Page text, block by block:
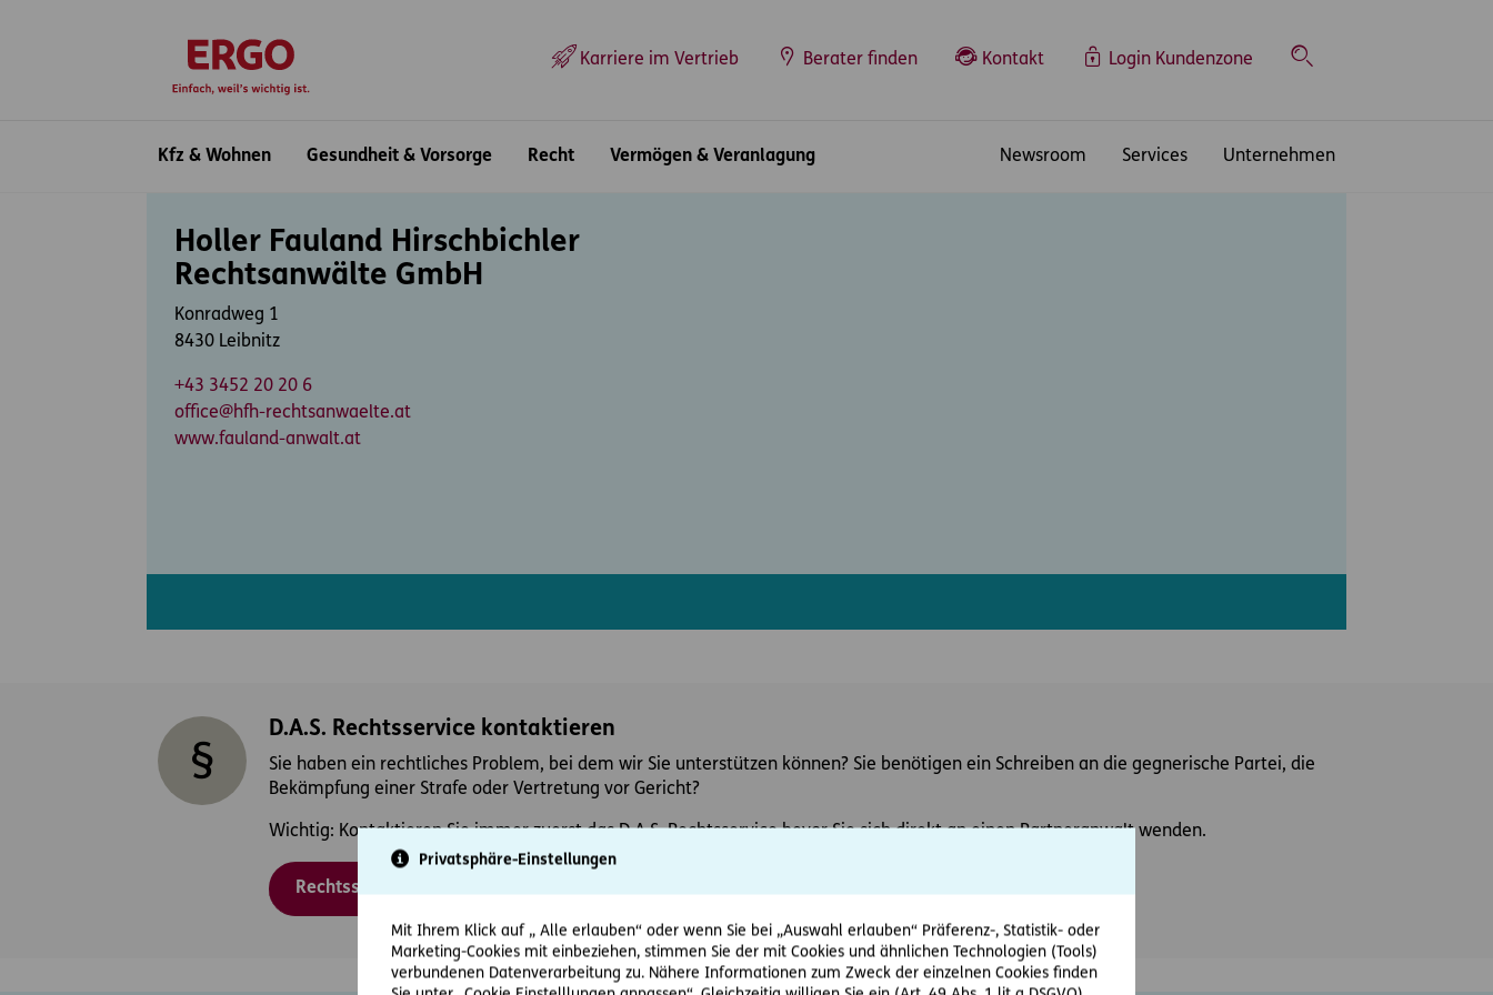
Privatsphäre-Einstellungen
Mit Ihrem Klick auf „ Alle erlauben“ oder wenn Sie bei „Auswahl erlauben“ Präferenz-, Statistik- oder
Marketing-Cookies mit einbeziehen, stimmen Sie der mit Cookies und ähnlichen Technologien (Tools)
verbundenen Datenverarbeitung zu. Nähere Informationen zum Zweck der einzelnen Cookies finden
Karriere im Vertrieb Berater finden Kontakt Login Kundenzone
Suche
Kfz & Wohnen
Gesundheit & Vorsorge Recht Vermögen & Veranlagung Newsroom Services Unternehmen
Holler Fauland Hirschbichler
Rechtsanwälte GmbH
Konradweg 1
8430 Leibnitz
+43 3452 20 20 6
office@hfh-rechtsanwaelte.at
www.fauland-anwalt.at
D.A.S. Rechtsservice kontaktieren
Sie haben ein rechtliches Problem, bei dem wir Sie unterstützen können? Sie benötigen ein Schreiben an die gegnerische Partei, die
Bekämpfung einer Strafe oder Vertretung vor Gericht?
Wichtig: Kontaktieren Sie immer zuerst das D.A.S. Rechtsservice bevor Sie sich direkt an einen Partneranwalt wenden.
Rechtsschutzfall melden